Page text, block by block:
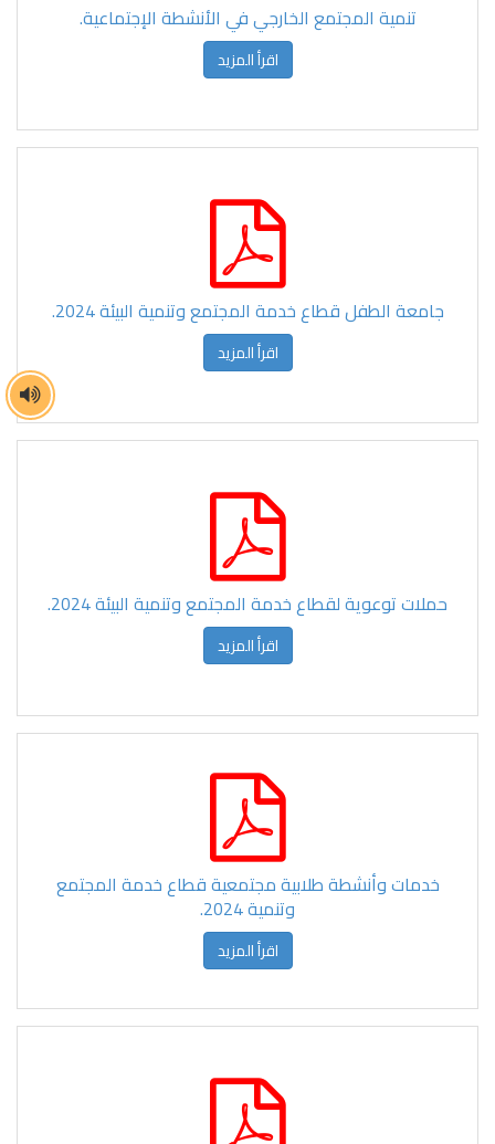
تنمية المجتمع الخارجي في الأنشطة الإجتماعية.
اقرأ المزيد
جامعة الطفل قطاع خدمة المجتمع وتنمية البيئة 2024.
اقرأ المزيد
حملات توعوية لقطاع خدمة المجتمع وتنمية البيئة 2024.
اقرأ المزيد
خدمات وأنشطة طلابية مجتمعية قطاع خدمة المجتمع
وتنمية 2024.
اقرأ المزيد